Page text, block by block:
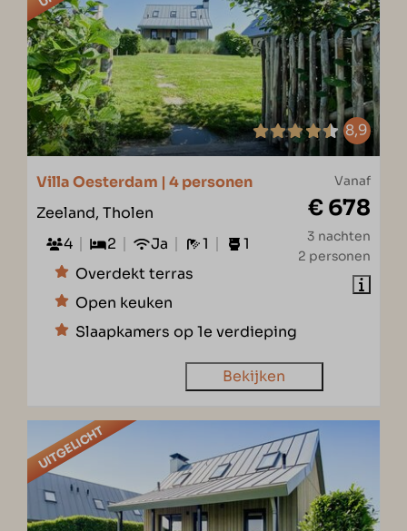
8,9
Vanaf
€ 678
3 nachten
2 personen
Villa Oesterdam | 4 personen
Zeeland, Tholen
4
2 Ja 1
1
Overdekt terras
Open keuken
Slaapkamers op 1e verdieping
Bekijken
UITGELICHT